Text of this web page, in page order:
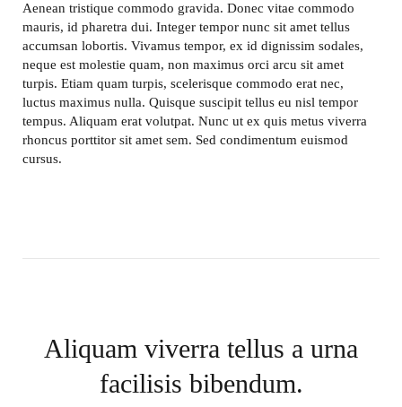
Aenean tristique commodo gravida. Donec vitae commodo
mauris, id pharetra dui. Integer tempor nunc sit amet tellus
accumsan lobortis. Vivamus tempor, ex id dignissim sodales,
neque est molestie quam, non maximus orci arcu sit amet
turpis. Etiam quam turpis, scelerisque commodo erat nec,
luctus maximus nulla. Quisque suscipit tellus eu nisl tempor
tempus. Aliquam erat volutpat. Nunc ut ex quis metus viverra
rhoncus porttitor sit amet sem. Sed condimentum euismod
cursus.
Aliquam viverra tellus a urna
facilisis bibendum.